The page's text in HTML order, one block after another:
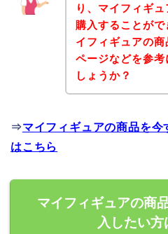
り、マイフィギ
購入することが
イフィギュアの
ページなどを参
しょうか？
⇒マイフィギュアの商品を
はこちら
マイフィギュアの商
入したい方